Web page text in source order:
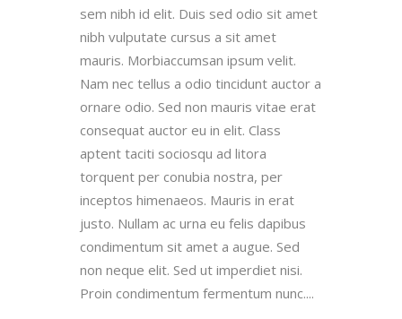
sem nibh id elit. Duis sed odio sit amet
nibh vulputate cursus a sit amet
mauris. Morbiaccumsan ipsum velit.
Nam nec tellus a odio tincidunt auctor a
ornare odio. Sed non mauris vitae erat
consequat auctor eu in elit. Class
aptent taciti sociosqu ad litora
torquent per conubia nostra, per
inceptos himenaeos. Mauris in erat
justo. Nullam ac urna eu felis dapibus
condimentum sit amet a augue. Sed
non neque elit. Sed ut imperdiet nisi.
Proin condimentum fermentum nunc....